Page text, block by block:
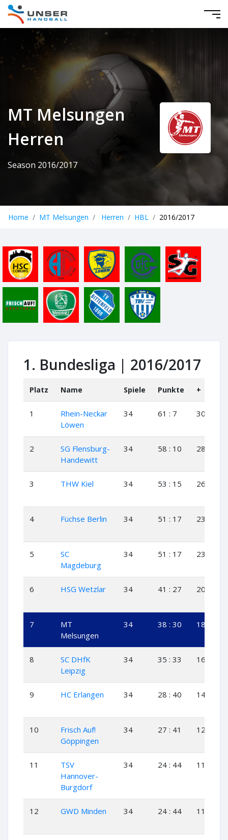
MT Melsungen
Herren
Season 2016/2017
Home MT Melsungen Herren HBL 2016/2017
1. Bundesliga | 2016/2017
Platz Name Spiele Punkte +
1
Rhein-Neckar
Löwen
34 61 : 7 30
2
SG Flensburg-
Handewitt
34 58 : 10 28
3 THW Kiel 34 53 : 15 26
4 Füchse Berlin 34 51 : 17 23
5
SC
Magdeburg
34 51 : 17 23
6 HSG Wetzlar 34 41 : 27 20
7
MT
Melsungen
34 38 : 30 18
8
SC DHfK
Leipzig
34 35 : 33 16
9 HC Erlangen 34 28 : 40 14
10
Frisch Auf!
Göppingen
34 27 : 41 12
11
TSV
Hannover-
Burgdorf
34 24 : 44 11
12 GWD Minden 34 24 : 44 11